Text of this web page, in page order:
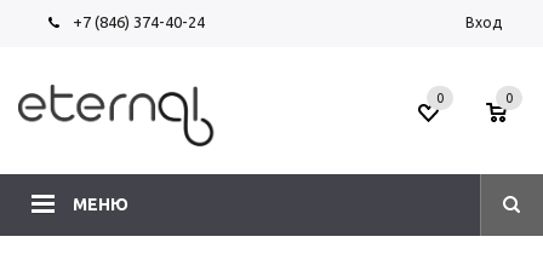
+7 (846) 374-40-24 Вход
МЕНЮ
0 0